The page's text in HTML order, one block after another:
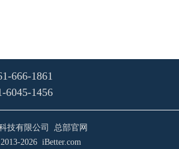
技有限公司 总部官网
2026 iBetter.com
666-1861
6045-1456